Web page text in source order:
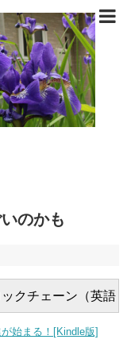
のかも
始まる！[Kindle版]